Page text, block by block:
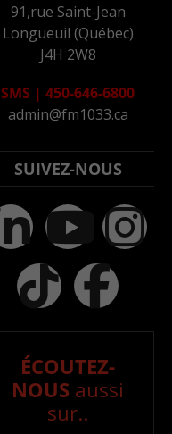
91,rue Saint-Jean
Longueuil (Québec)
J4H 2W8
SMS | 450-646-6800
admin@fm1033.ca
SUIVEZ-NOUS
ÉCOUTEZ-
NOUS aussi
sur..